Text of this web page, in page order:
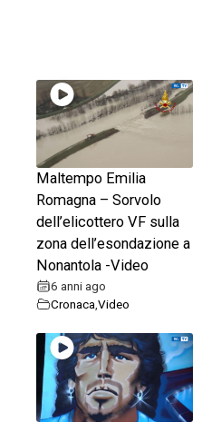
Maltempo Emilia
Romagna – Sorvolo
dell’elicottero VF sulla
zona dell’esondazione a
Nonantola -Video
6 anni ago
Cronaca Video